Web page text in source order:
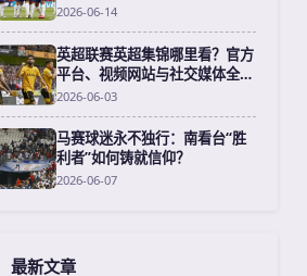
2026-06-14
英超联赛英超集锦哪里看？官方
平台、视频网站与社交媒体全攻
略
2026-06-03
马赛球迷永不独行：南看台“胜
利者”如何铸就信仰？
2026-06-07
最新文章